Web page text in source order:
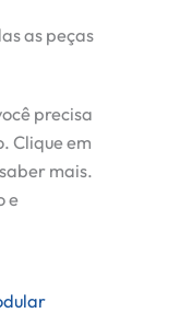
as peças
precisa
Clique em
mais.
e